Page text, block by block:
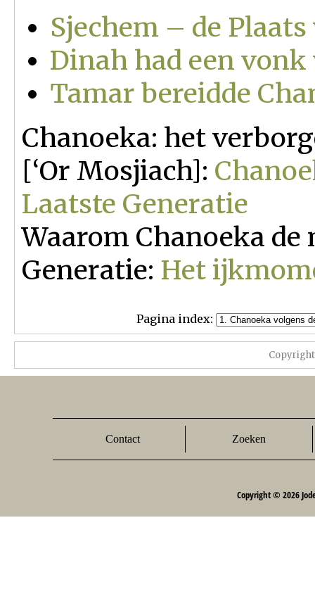
Sjechem – de
Dinah had een vonk
Tamar bereidde
Chanoeka: het
[‘Or Mosjiach]:
Laatste Generatie
Waarom Chanoeka
Generatie: Het
Pagina index:
Contact Zoeken
Copyright © 2026